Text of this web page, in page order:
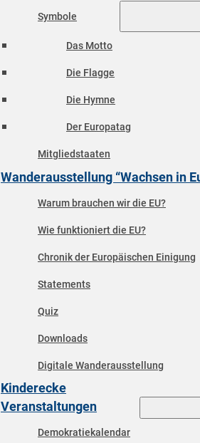
Symbole
Das Motto
Die Flagge
Die Hymne
Der Europatag
Mitgliedstaaten
Wanderausstellung “Wachsen in
Warum brauchen wir die EU?
Wie funktioniert die EU?
Chronik der Europäischen Einigung
Statements
Quiz
Downloads
Digitale Wanderausstellung
Kinderecke
Veranstaltungen
Demokratiekalendar